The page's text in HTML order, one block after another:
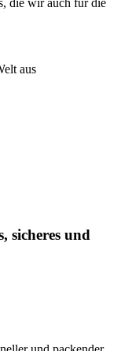
die wir auch für die
aus
sicheres und